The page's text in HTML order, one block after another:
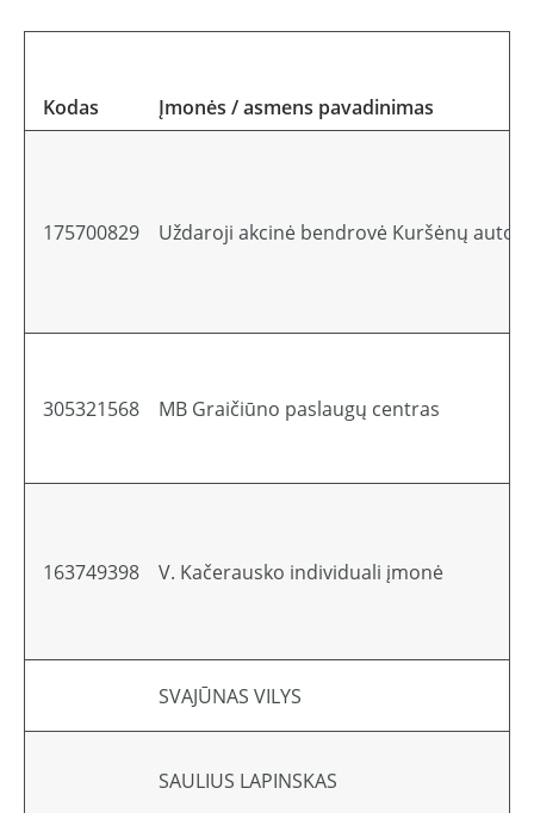
Kodas Įmonės / asmens pavadinimas
175700829 Uždaroji akcinė bendrovė Kuršėnų
305321568 MB Graičiūno paslaugų centras
163749398 V. Kačerausko individuali įmonė
SVAJŪNAS VILYS
SAULIUS LAPINSKAS